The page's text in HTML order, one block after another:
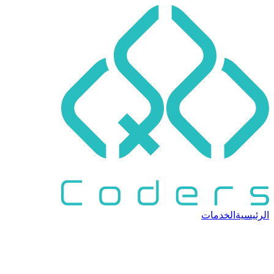
الرئيسية الخدمات